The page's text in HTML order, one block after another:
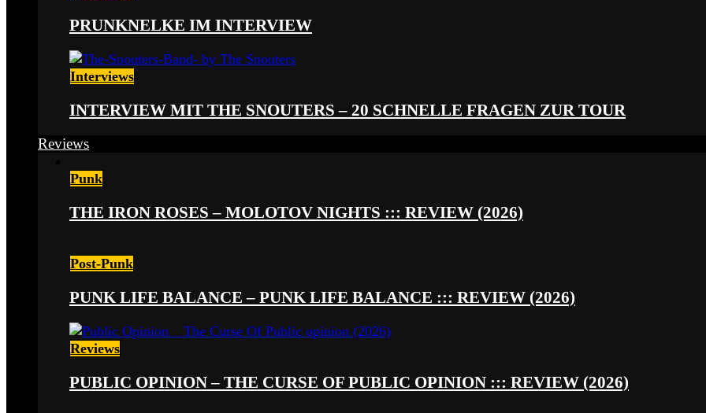
PRUNKNELKE IM INTERVIEW
Interviews
INTERVIEW MIT THE SNOUTERS – 20 SCHNELLE FRAGEN ZUR TOUR
Reviews
Punk
THE IRON ROSES – MOLOTOV NIGHTS ::: REVIEW (2026)
Post-Punk
PUNK LIFE BALANCE – PUNK LIFE BALANCE ::: REVIEW (2026)
Reviews
PUBLIC OPINION – THE CURSE OF PUBLIC OPINION ::: REVIEW (2026)